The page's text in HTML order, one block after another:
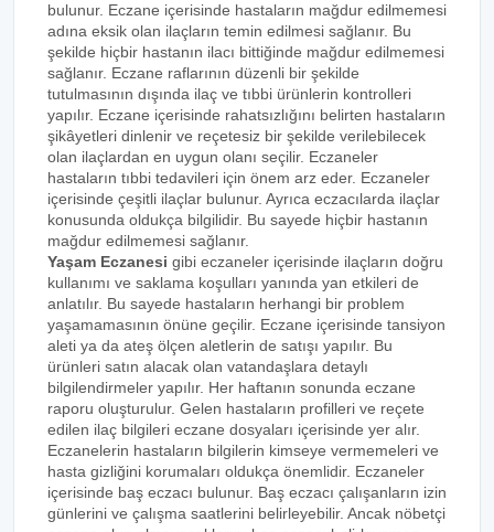
bulunur. Eczane içerisinde hastaların mağdur edilmemesi
adına eksik olan ilaçların temin edilmesi sağlanır. Bu
şekilde hiçbir hastanın ilacı bittiğinde mağdur edilmemesi
sağlanır. Eczane raflarının düzenli bir şekilde
tutulmasının dışında ilaç ve tıbbi ürünlerin kontrolleri
yapılır. Eczane içerisinde rahatsızlığını belirten hastaların
şikâyetleri dinlenir ve reçetesiz bir şekilde verilebilecek
olan ilaçlardan en uygun olanı seçilir. Eczaneler
hastaların tıbbi tedavileri için önem arz eder. Eczaneler
içerisinde çeşitli ilaçlar bulunur. Ayrıca eczacılarda ilaçlar
konusunda oldukça bilgilidir. Bu sayede hiçbir hastanın
mağdur edilmemesi sağlanır.
Yaşam Eczanesi gibi eczaneler içerisinde ilaçların doğru
kullanımı ve saklama koşulları yanında yan etkileri de
anlatılır. Bu sayede hastaların herhangi bir problem
yaşamamasının önüne geçilir. Eczane içerisinde tansiyon
aleti ya da ateş ölçen aletlerin de satışı yapılır. Bu
ürünleri satın alacak olan vatandaşlara detaylı
bilgilendirmeler yapılır. Her haftanın sonunda eczane
raporu oluşturulur. Gelen hastaların profilleri ve reçete
edilen ilaç bilgileri eczane dosyaları içerisinde yer alır.
Eczanelerin hastaların bilgilerin kimseye vermemeleri ve
hasta gizliğini korumaları oldukça önemlidir. Eczaneler
içerisinde baş eczacı bulunur. Baş eczacı çalışanların izin
günlerini ve çalışma saatlerini belirleyebilir. Ancak nöbetçi